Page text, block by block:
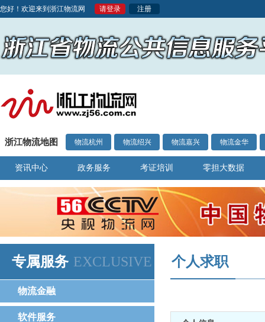
您好！欢迎来到浙江物流网 请登录 注册
浙江物流地图 物流杭州 物流绍兴 物流嘉兴 物流金华
资讯中心 政务服务 考证培训 零担大数据
专属服务 EXCLUSIVE
物流金融
软件服务
个人求职